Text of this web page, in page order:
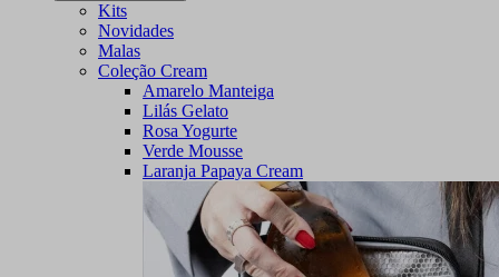
Kits
Novidades
Malas
Coleção Cream
Amarelo Manteiga
Lilás Gelato
Rosa Yogurte
Verde Mousse
Laranja Papaya Cream